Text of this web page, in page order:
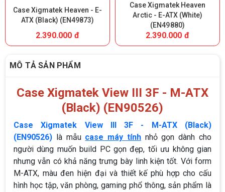
Case Xigmatek Heaven - E-
ATX (Black) (EN49873)
2.390.000 đ
Case Xigmatek Heaven
Arctic - E-ATX (White)
(EN49880)
2.390.000 đ
MÔ TẢ SẢN PHẨM
Case Xigmatek View III 3F - M-ATX
(Black) (EN90526)
Case Xigmatek View III 3F - M-ATX (Black)
(EN90526) là mẫu case máy tínhnhỏ gọn dành cho
người dùng muốn build PC gọn đẹp, tối ưu không gian
nhưng vẫn có khả năng trưng bày linh kiện tốt. Với form
M-ATX, màu đen hiện đại và thiết kế phù hợp cho cấu
hình học tập, văn phòng, gaming phổ thông, sản phẩm là